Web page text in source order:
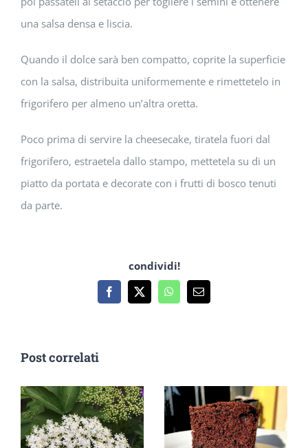
una salsa densa e liscia.
Quando il dolce sarà ben compatto, coprite la superficie
con la salsa, distribuita uniformemente e rimettetelo in
frigorifero per almeno un’altra oretta.
Poco prima di servire la cheesecake, tiratela fuori dal
frigorifero, estraetela dallo stampo, mettetela su di un
piatto da portata e decorate con i frutti di bosco tenuti
da parte.
condividi!
Facebook
X WhatsApp
Email
Post correlati